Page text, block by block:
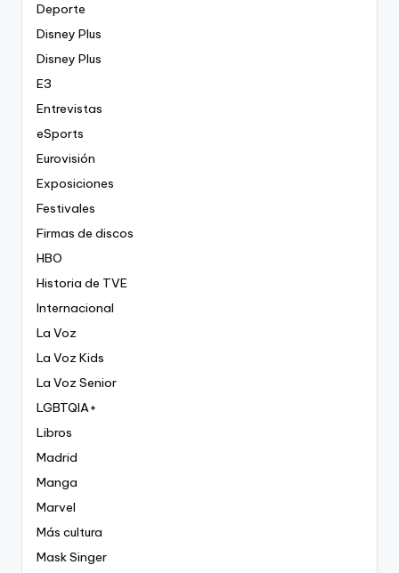
Deporte
Disney Plus
Disney Plus
E3
Entrevistas
eSports
Eurovisión
Exposiciones
Festivales
Firmas de discos
HBO
Historia de TVE
Internacional
La Voz
La Voz Kids
La Voz Senior
LGBTQIA+
Libros
Madrid
Manga
Marvel
Más cultura
Mask Singer